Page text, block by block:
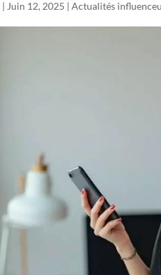
| Juin 12, 2025 |Actualités